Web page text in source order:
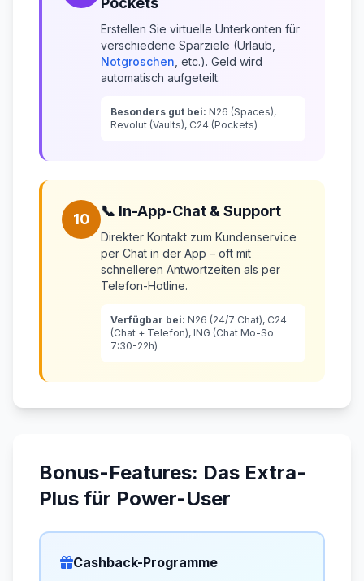
Erstellen Sie virtuelle Unterkonten für
verschiedene Sparziele (Urlaub,
Notgroschen , etc.). Geld wird
automatisch aufgeteilt.
Besonders gut bei: N26 (Spaces),
Revolut (Vaults), C24 (Pockets)
10 📞 In-App-Chat & Support
Direkter Kontakt zum Kundenservice
per Chat in der App – oft mit
schnelleren Antwortzeiten als per
Telefon-Hotline.
Verfügbar bei: N26 (24/7 Chat), C24
(Chat + Telefon), ING (Chat Mo-So
7:30-22h)
Bonus-Features: Das Extra-
Plus für Power-User
Cashback-Programme